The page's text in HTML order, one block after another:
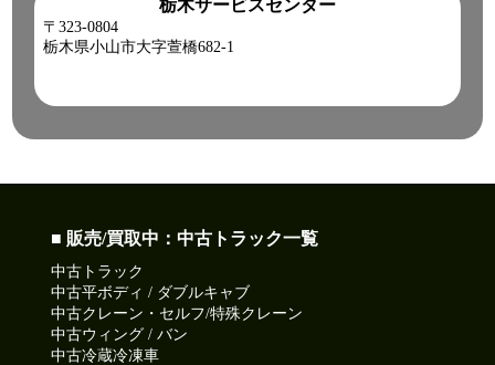
栃木サービスセンター
〒323-0804
栃木県小山市大字萱橋682-1
■ 販売/買取中：中古トラック一覧
中古トラック
中古平ボディ / ダブルキャブ
中古クレーン・セルフ/特殊クレーン
中古ウィング / バン
中古冷蔵冷凍車